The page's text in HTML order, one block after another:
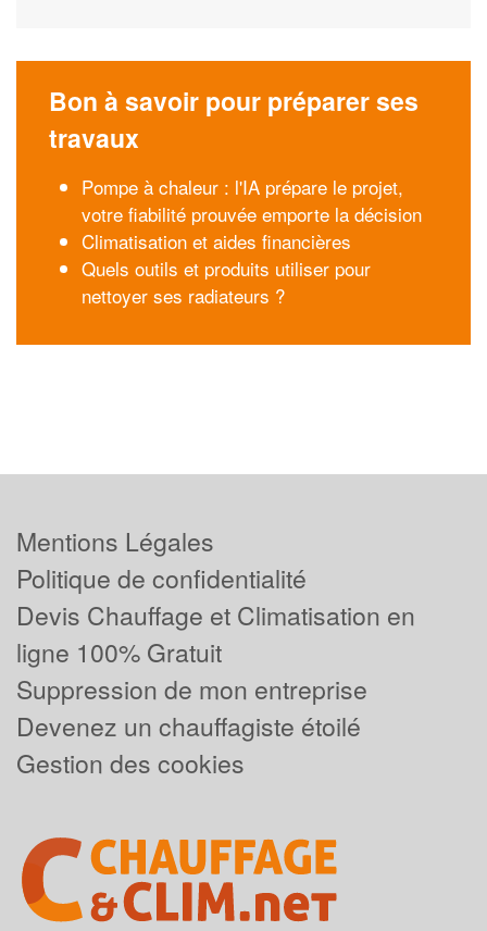
Bon à savoir pour préparer ses
travaux
Pompe à chaleur : l'IA prépare le projet,
votre fiabilité prouvée emporte la décision
Climatisation et aides financières
Quels outils et produits utiliser pour
nettoyer ses radiateurs ?
Mentions Légales
Politique de confidentialité
Devis Chauffage et Climatisation en
ligne 100% Gratuit
Suppression de mon entreprise
Devenez un chauffagiste étoilé
Gestion des cookies